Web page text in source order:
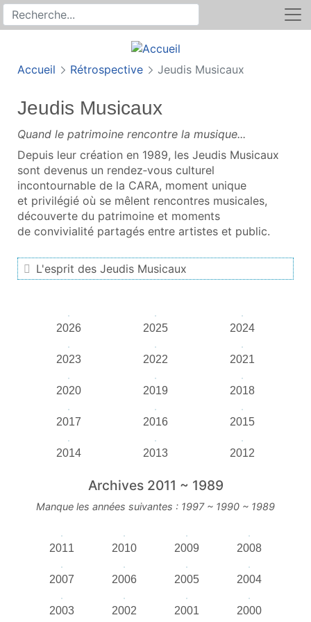
Recherche sur le site
Rechercher
Accueil Rétrospective Jeudis Musicaux
Jeudis Musicaux
Quand le patrimoine rencontre la musique...
Depuis leur création en 1989, les Jeudis Musicaux
sont devenus un rendez‑vous culturel
incontournable de la CARA, moment unique
et privilégié où se mêlent rencontres musicales,
découverte du patrimoine et moments
de convivialité partagés entre artistes et public.
L'esprit des Jeudis Musicaux
2026 2025 2024
2023 2022 2021
2020 2019 2018
2017 2016 2015
2014 2013 2012
Archives 2011 ~ 1989
Manque les années suivantes : 1997 ~ 1990 ~ 1989
2011 2010 2009 2008
2007 2006 2005 2004
2003 2002 2001 2000